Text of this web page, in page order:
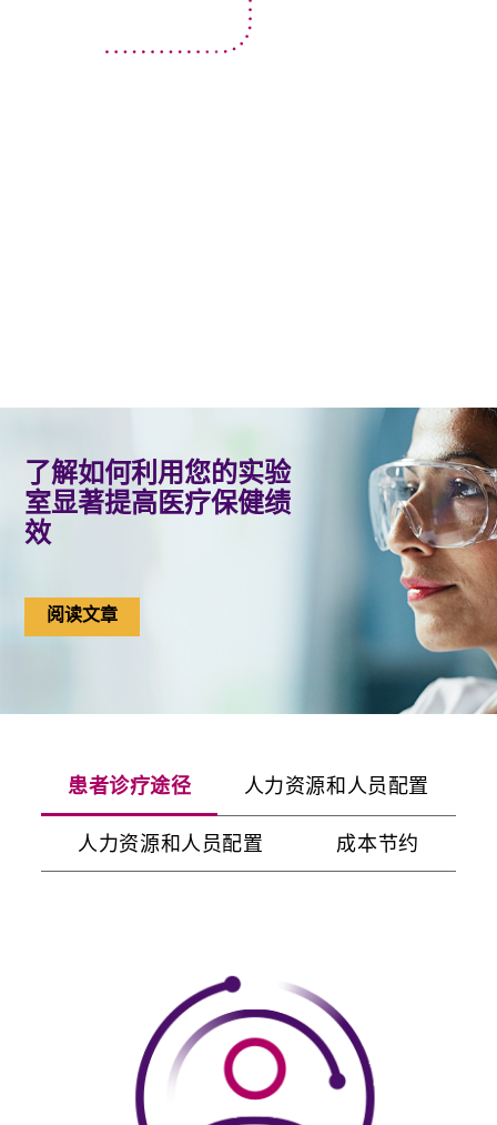
了解如何利用您的实验
室显著提高医疗保健绩
效
阅读文章
患者诊疗途径 人力资源和人员配置
人力资源和人员配置 成本节约